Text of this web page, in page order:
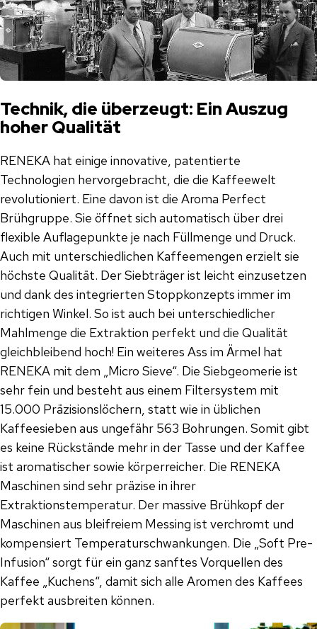
Technik, die überzeugt: Ein Auszug
hoher Qualität
RENEKA hat einige innovative, patentierte
Technologien hervorgebracht, die die Kaffeewelt
revolutioniert. Eine davon ist die Aroma Perfect
Brühgruppe. Sie öffnet sich automatisch über drei
flexible Auflagepunkte je nach Füllmenge und Druck.
Auch mit unterschiedlichen Kaffeemengen erzielt sie
höchste Qualität. Der Siebträger ist leicht einzusetzen
und dank des integrierten Stoppkonzepts immer im
richtigen Winkel. So ist auch bei unterschiedlicher
Mahlmenge die Extraktion perfekt und die Qualität
gleichbleibend hoch! Ein weiteres Ass im Ärmel hat
RENEKA mit dem „Micro Sieve“. Die Siebgeomerie ist
sehr fein und besteht aus einem Filtersystem mit
15.000 Präzisionslöchern, statt wie in üblichen
Kaffeesieben aus ungefähr 563 Bohrungen. Somit gibt
es keine Rückstände mehr in der Tasse und der Kaffee
ist aromatischer sowie körperreicher. Die RENEKA
Maschinen sind sehr präzise in ihrer
Extraktionstemperatur. Der massive Brühkopf der
Maschinen aus bleifreiem Messing ist verchromt und
kompensiert Temperaturschwankungen. Die „Soft Pre-
Infusion“ sorgt für ein ganz sanftes Vorquellen des
Kaffee „Kuchens“, damit sich alle Aromen des Kaffees
perfekt ausbreiten können.